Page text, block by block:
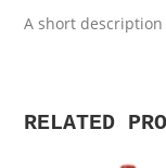
A short
RELATED